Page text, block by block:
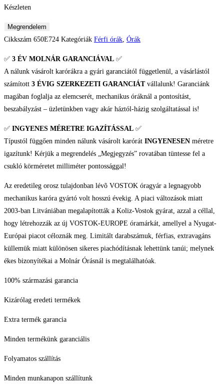
Készleten
Vostok
Europe
Periodicum
karóra
mennyiség
Megrendelem
Cikkszám 650E724 Kategóriák Férfi órák, Órák
✅ 3 ÉV MOLNÁR GARANCIÁVAL ✅
A nálunk vásárolt karórákra a gyári garanciától függetlenül, a vásárlástól
számított 3 ÉVIG SZERKEZETI GARANCIÁTvállalunk! Garanciánk
magában foglalja az elemcserét, mechanikus óráknál a pontosítást,
beszabályzást – üzletünkben vagy akár háztól-házig szolgáltatással is!
✅ INGYENES MÉRETRE IGAZÍTÁSSAL ✅
Típustól függően minden nálunk vásárolt karórát INGYENESEN méretre
igazítunk! Kérjük a megrendelés „Megjegyzés” rovatában tüntesse fel a
csukló körméretet milliméter pontossággal!
Az eredetileg orosz tulajdonban lévõ VOSTOK óragyár a legnagyobb
mechanikus karóra gyártó volt hosszú évekig. A piaci változások miatt
2003-ban Litvániában megalapították a Koliz-Vostok gyárat, azzal a céllal,
hogy létrehozzák az új VOSTOK-EUROPE óramárkát, amellyel a Nyugat-
Európai piacot céloznák meg. Limitált darabszámuk, férfias, extravagáns
küllemük miatt különösen sikeres piachódításnak lehettünk tanúi; melynek
ékes bizonyítékai a Molnár Órásnál is megtalálhatóak.
100% származási garancia
Kizárólag eredeti termékek
Extra termék garancia
Minden termékünk garanciális
Folyamatos szállítás
Minden munkanapon szállítunk